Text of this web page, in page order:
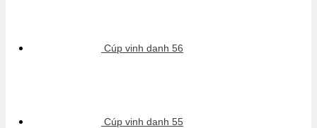
Cúp vinh danh 56
Cúp vinh danh 55